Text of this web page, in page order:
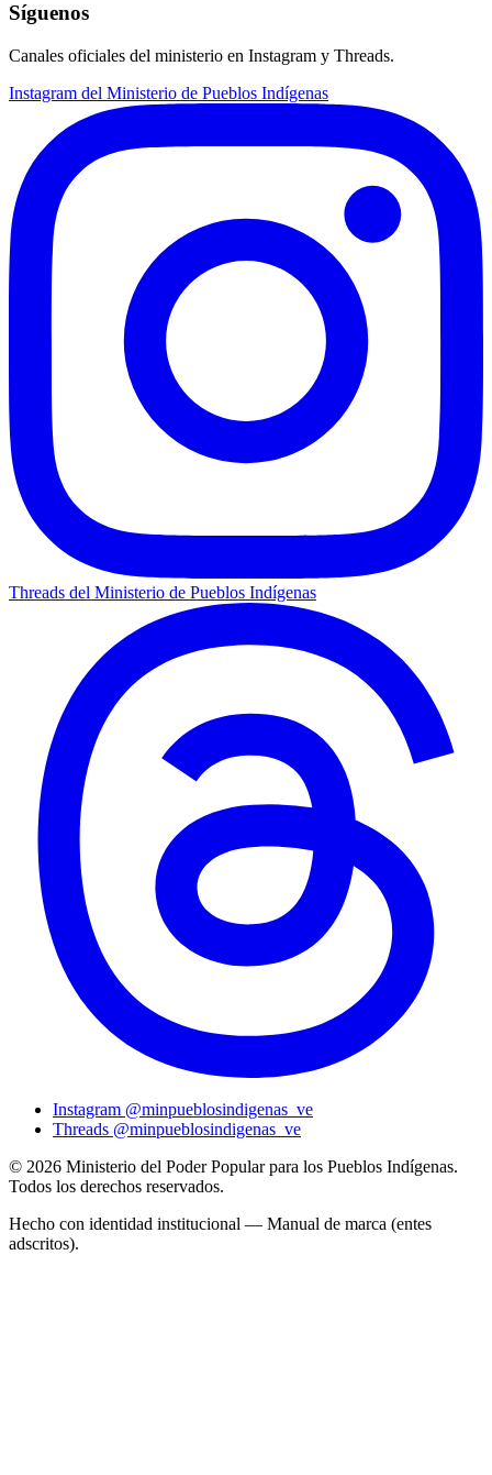
Síguenos
Canales oficiales del ministerio en Instagram y Threads.
Instagram del Ministerio de Pueblos Indígenas
Threads del Ministerio de Pueblos Indígenas
Instagram @minpueblosindigenas_ve
Threads @minpueblosindigenas_ve
© 2026 Ministerio del Poder Popular para los Pueblos Indígenas.
Todos los derechos reservados.
Hecho con identidad institucional — Manual de marca (entes
adscritos).